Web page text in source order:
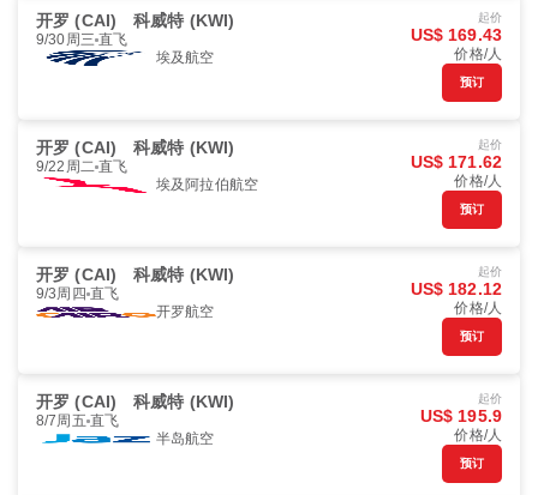
开罗 (CAI) 科威特 (KWI)
9/30周三 直飞
埃及航空
起价
US$ 169.43
价格/人
预订
开罗 (CAI) 科威特 (KWI)
9/22周二 直飞
埃及阿拉伯航空
起价
US$ 171.62
价格/人
预订
开罗 (CAI) 科威特 (KWI)
9/3周四 直飞
开罗航空
起价
US$ 182.12
价格/人
预订
开罗 (CAI) 科威特 (KWI)
8/7周五 直飞
半岛航空
起价
US$ 195.9
价格/人
预订